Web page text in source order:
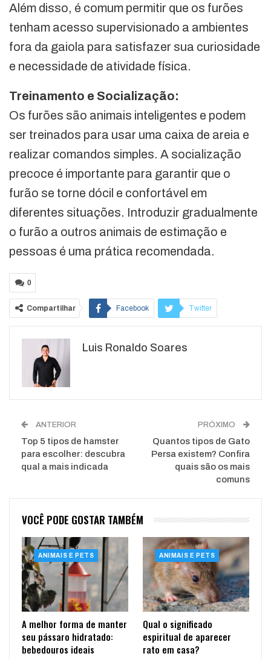
Além disso, é comum permitir que os furões
tenham acesso supervisionado a ambientes
fora da gaiola para satisfazer sua curiosidade
e necessidade de atividade física.
Treinamento e Socialização:
Os furões são animais inteligentes e podem
ser treinados para usar uma caixa de areia e
realizar comandos simples. A socialização
precoce é importante para garantir que o
furão se torne dócil e confortável em
diferentes situações. Introduzir gradualmente
o furão a outros animais de estimação e
pessoas é uma prática recomendada.
0
Compartilhar Facebook Twitter
WhatsApp
Luis Ronaldo Soares
ANTERIOR
Top 5 tipos de hamster
para escolher: descubra
qual a mais indicada
PRÓXIMO
Quantos tipos de Gato
Persa existem? Confira
quais são os mais
comuns
VOCÊ PODE GOSTAR TAMBÉM
ANIMAIS E PETS
A melhor forma de manter
seu pássaro hidratado:
bebedouros ideais
ANIMAIS E PETS
Qual o significado
espiritual de aparecer
rato em casa?